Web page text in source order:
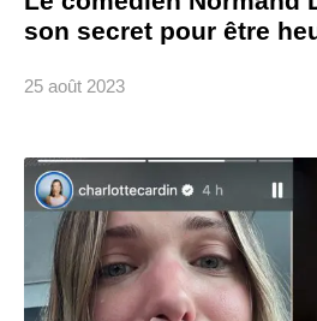
son secret pour être
25 août 2023